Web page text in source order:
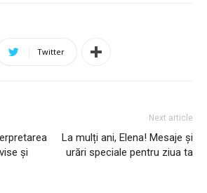
Twitter
și
Next article
La mulți ani, Elena! Mesaje și
urări speciale pentru ziua ta